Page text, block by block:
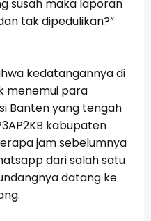
susah maka laporan
tak dipedulikan?”
kedatangannya di
menemui para
Banten yang tengah
kabupaten
jam sebelumnya
dari salah satu
datang ke